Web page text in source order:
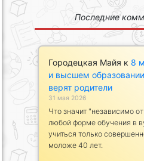
Последние
Городецкая Майя к 8
и высшем
верят родители
31 мая 2026
Что значит "независимо
любой форме обучения в
учиться только
моложе 40 лет.